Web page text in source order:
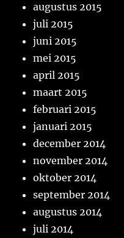
augustus 2015
juli 2015
juni 2015
mei 2015
april 2015
maart 2015
februari 2015
januari 2015
december 2014
november 2014
oktober 2014
september 2014
augustus 2014
juli 2014